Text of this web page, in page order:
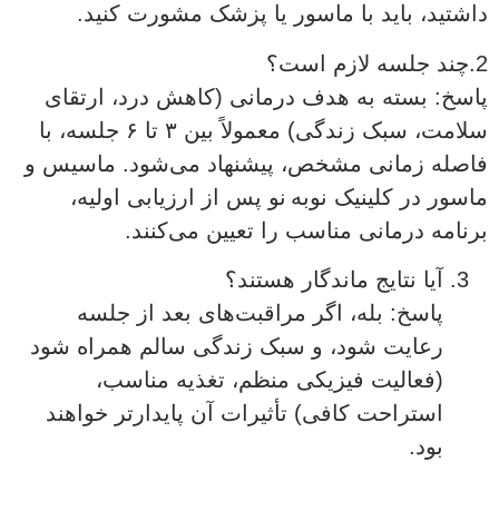
داشتید، باید با ماسور یا پزشک مشورت کنید.
2.چند جلسه لازم است؟
پاسخ: بسته به هدف درمانی (کاهش درد، ارتقای
سلامت، سبک زندگی) معمولاً بین ۳ تا ۶ جلسه، با
فاصله زمانی مشخص، پیشنهاد می‌شود. ماسیس و
ماسور در کلینیک نوبه نو پس از ارزیابی اولیه،
برنامه درمانی مناسب را تعیین می‌کنند.
آیا نتایج ماندگار هستند؟
پاسخ: بله، اگر مراقبت‌های بعد از جلسه
رعایت شود، و سبک زندگی سالم همراه شود
(فعالیت فیزیکی منظم، تغذیه مناسب،
استراحت کافی) تأثیرات آن پایدارتر خواهند
بود.